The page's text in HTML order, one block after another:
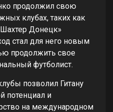
продолжил свою
клубах, таких как
Донецк»
стал для него новым
продолжить свое
футболист.
позволил Гитану
потенциал и
на международном